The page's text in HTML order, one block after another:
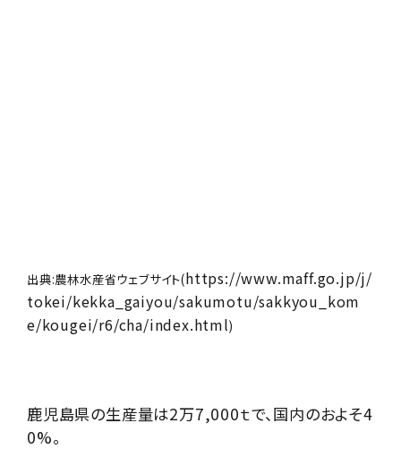
出典:農林水産省ウェブサイト(https://www.maff.go.jp/j/
tokei/kekka_gaiyou/sakumotu/sakkyou_kom
e/kougei/r6/cha/index.html)
鹿児島県の生産量は2万7,000ｔで、国内のおよそ4
0%。